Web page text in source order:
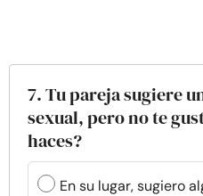
7. Tu pareja sugiere
sexual, pero no te
haces?
En su lugar, sugiero